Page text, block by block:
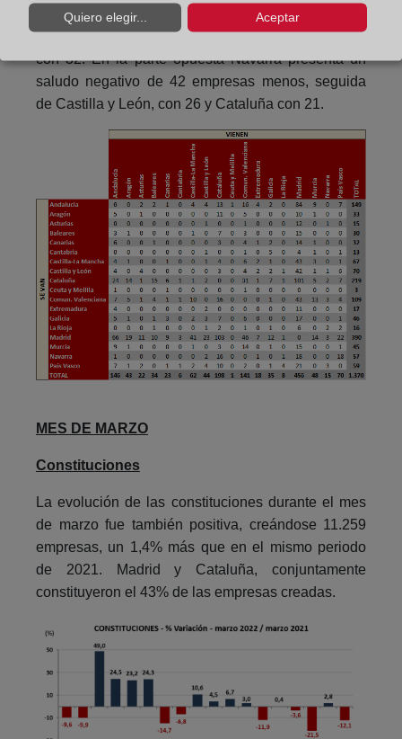
salidas, Madrid destaca con un saldo positivo de 66
empresas, seguida de la Comunidad Valenciana
con 32. En la parte opuesta Navarra presenta un
saludo negativo de 42 empresas menos, seguida
de Castilla y León, con 26 y Cataluña con 21.
MES DE MARZO
Constituciones
La evolución de las constituciones durante el mes
de marzo fue también positiva, creándose 11.259
empresas, un 1,4% más que en el mismo periodo
de 2021. Madrid y Cataluña, conjuntamente
constituyeron el 43% de las empresas creadas.
Quiero elegir... Aceptar